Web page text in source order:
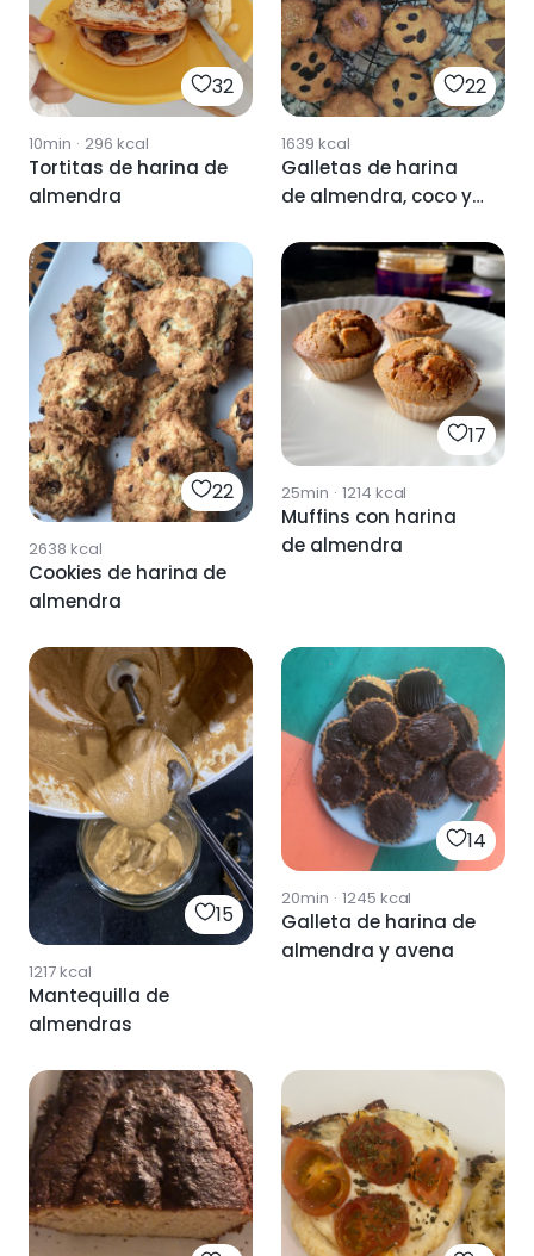
32
10min · 296 kcal
Tortitas de harina de
almendra
22
1639 kcal
Galletas de harina
de almendra, coco y
22
2638 kcal
Cookies de harina de
almendra
17
25min · 1214 kcal
Muffins con harina
de almendra
15
1217kcal
Mantequilla de
almendras
14
20min · 1245 kcal
Galleta de harina de
almendra y avena